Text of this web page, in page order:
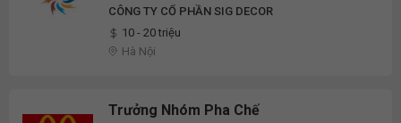
CÔNG TY CỔ PHẦN SIG DECOR
10 - 20 triệu
Hà Nội
Trưởng Nhóm Pha Chế